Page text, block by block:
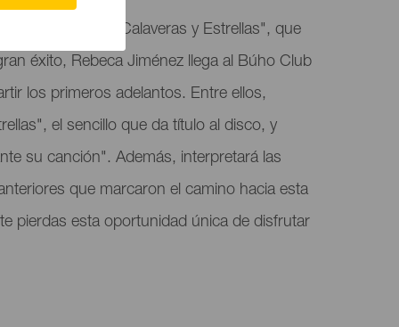
nuevo trabajo "Calaveras y Estrellas", que
éxito, Rebeca Jiménez llega al Búho Club
los primeros adelantos. Entre ellos,
el sencillo que da título al disco, y
su canción". Además, interpretará las
que marcaron el camino hacia esta
pierdas esta oportunidad única de disfrutar